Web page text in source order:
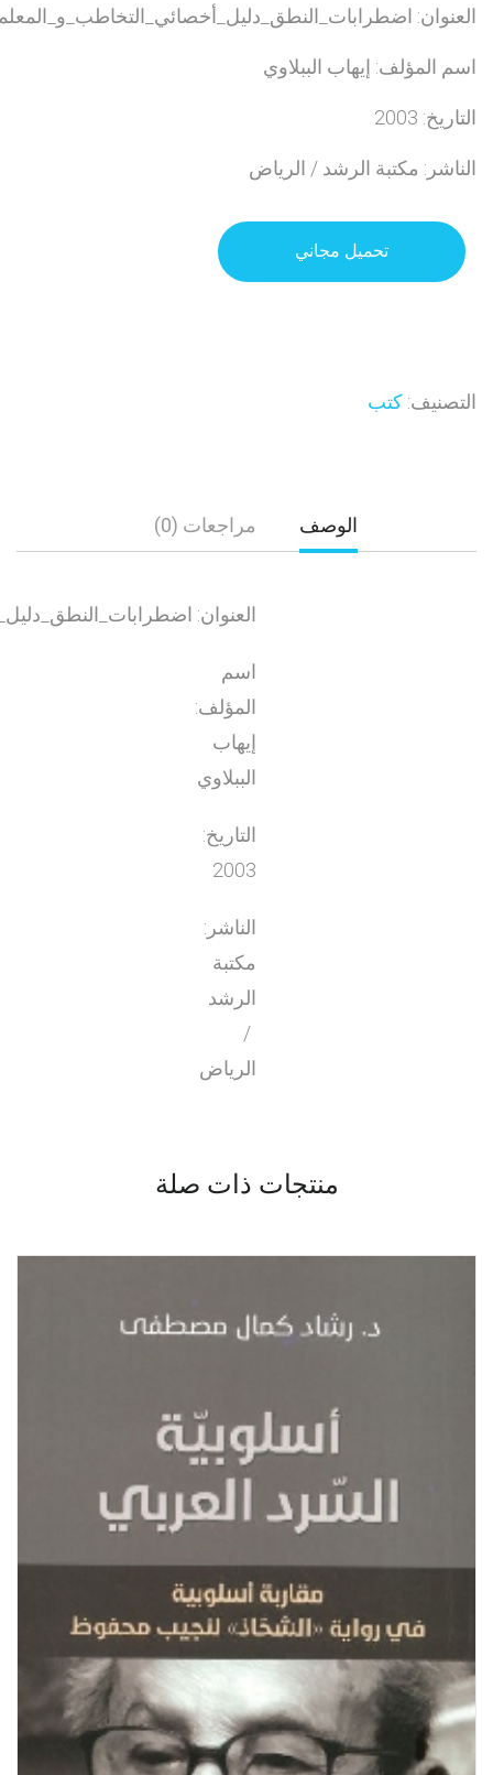
العنوان:
اسم المؤلف: إيهاب الببلاوي
التاريخ: 2003
الناشر: مكتبة الرشد / الرياض
تحميل مجاني
التصنيف: كتب
الوصف مراجعات (0)
العنوان:
اسم
المؤلف:
إيهاب
الببلاوي
التاريخ:
2003
الناشر:
مكتبة
الرشد
/
الرياض
منتجات ذات صلة